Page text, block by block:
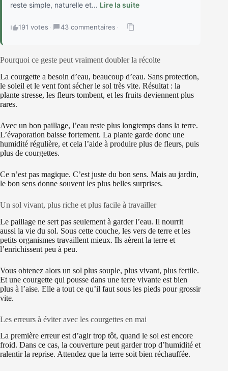
reste simple, naturelle et... Lire la suite
191 votes · 43 commentaires ·
Pourquoi ce geste peut vraiment doubler la récolte
La courgette a besoin d’eau, beaucoup d’eau. Sans protection,
le soleil et le vent font sécher le sol très vite. Résultat : la
plante stresse, les fleurs tombent, et les fruits deviennent plus
rares.
Avec un bon paillage, l’eau reste plus longtemps dans la terre.
L’évaporation baisse fortement. La plante garde donc une
humidité régulière, et cela l’aide à produire plus de fleurs, puis
plus de courgettes.
Ce n’est pas magique. C’est juste du bon sens. Mais au jardin,
le bon sens donne souvent les plus belles surprises.
Un sol vivant, plus riche et plus facile à travailler
Le paillage ne sert pas seulement à garder l’eau. Il nourrit
aussi la vie du sol. Sous cette couche, les vers de terre et les
petits organismes travaillent mieux. Ils aèrent la terre et
l’enrichissent peu à peu.
Vous obtenez alors un sol plus souple, plus vivant, plus fertile.
Et une courgette qui pousse dans une terre vivante est bien
plus à l’aise. Elle a tout ce qu’il faut sous les pieds pour grossir
vite.
Les erreurs à éviter avec les courgettes en mai
La première erreur est d’agir trop tôt, quand le sol est encore
froid. Dans ce cas, la couverture peut garder trop d’humidité et
ralentir la reprise. Attendez que la terre soit bien réchauffée.